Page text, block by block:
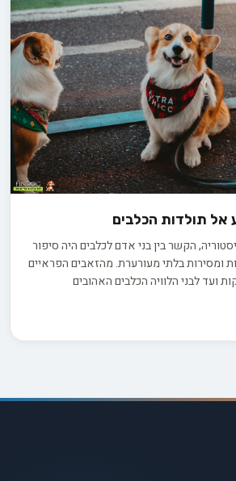
תולדות הכלבים
הקשר בין בני אדם לכלבים היה סיפור
ומסירות בלתי מעורערת. מהזאבים הפראיים
ועד לבני הלוויה הכלבים האהובים
תחילתו של התקופה הפרהיסטורית,